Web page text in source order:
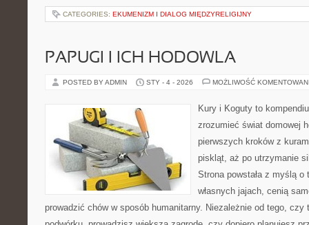
CATEGORIES: EKUMENIZM I DIALOG MIĘDZYRELIGIJNY
PAPUGI I ICH HODOWLA
POSTED BY ADMIN STY - 4 - 2026 MOŻLIWOŚĆ
Kury i Koguty to
zrozumieć świat domowej
pierwszych kroków z
piskląt, aż po utrzymanie
Strona powstała z myślą
własnych jajach, cenią
prowadzić chów w sposób humanitarny. Niezależnie od tego,